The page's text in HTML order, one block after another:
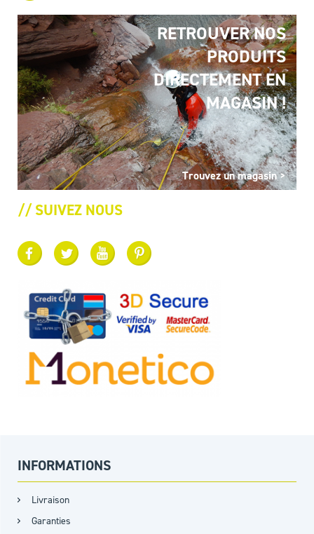
RETROUVER NOS
PRODUITS
DIRECTEMENT EN
MAGASIN !
Trouvez un magasin >
// SUIVEZ NOUS
INFORMATIONS
Livraison
Garanties